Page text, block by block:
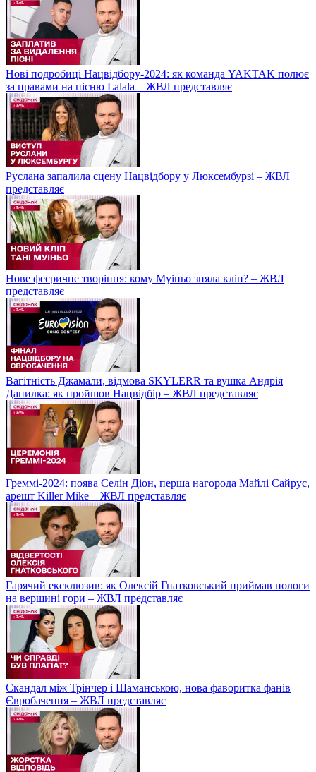
Нові подробиці Нацвідбору-2024: як команда YAKTAK полює
за правами на пісню Lalala – ЖВЛ представляє
Руслана запалила сцену Нацвідбору у Люксембурзі – ЖВЛ
представляє
Нове феєричне творіння: кому Муіньо зняла кліп? – ЖВЛ
представляє
Вагітність Джамали, відмова SKYLERR та вушка Андрія
Данилка: як пройшов Нацвідбір – ЖВЛ представляє
Греммі-2024: поява Селін Діон, перша нагорода Майлі Сайрус,
арешт Killer Mike – ЖВЛ представляє
Гарячий ексклюзив: як Олексій Гнатковський приймав пологи
на вершині гори – ЖВЛ представляє
Скандал між Трінчер і Шаманською, нова фаворитка фанів
Євробачення – ЖВЛ представляє